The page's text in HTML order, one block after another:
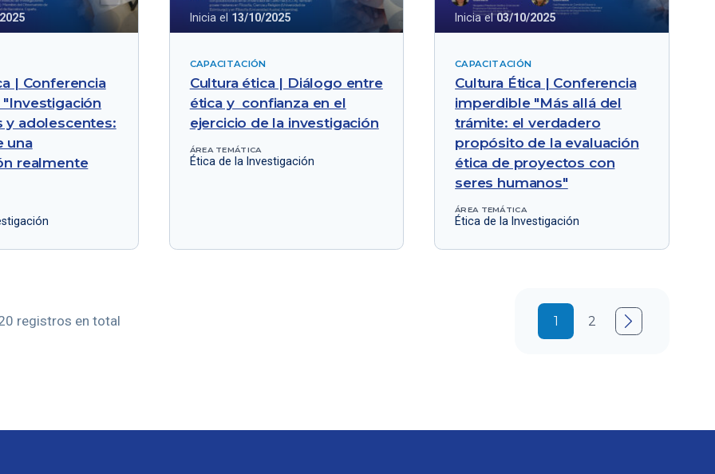
| Conferencia
y adolescentes:
una
realmente
Inicia el 13/10/2025
CAPACITACIÓN
Cultura ética | Diálogo entre
ética y confianza en el
ejercicio de la investigación
ÁREA TEMÁTICA
Ética de la Investigación
Inicia el03/10/2025
CAPACITACIÓN
Cultura Ética | Conferencia
imperdible "Más allá del
trámite: el verdadero
propósito de la evaluación
ética de proyectos con
seres humanos"
ÁREA TEMÁTICA
Ética de la Investigación
registros en total 1 2 